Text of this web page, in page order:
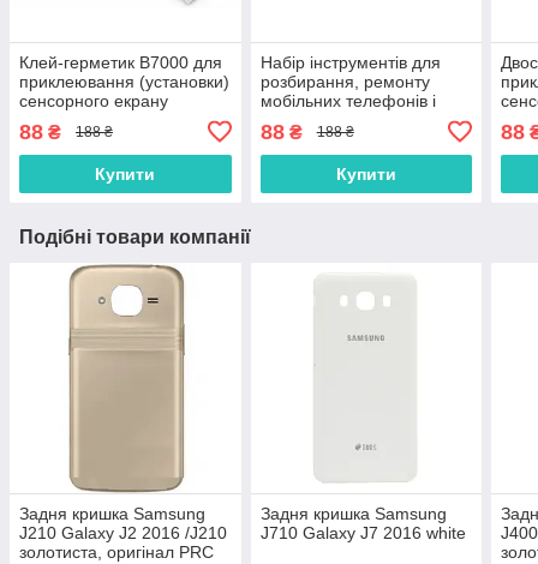
Клей-герметик B7000 для
приклеювання (установки)
сенсорного екрану
(модуля) 15 мл
88 ₴ 188 ₴
Купити
Набір інструментів для
розбирання, ремонту
мобільних телефонів і
88₴ 188 ₴
Купити
88
Подібні товари компанії
Задня кришка Samsung
J210 Galaxy J2 2016 /J210
золотиста, оригінал PRC
Задня кришка Samsung
J710 Galaxy J7 2016 white